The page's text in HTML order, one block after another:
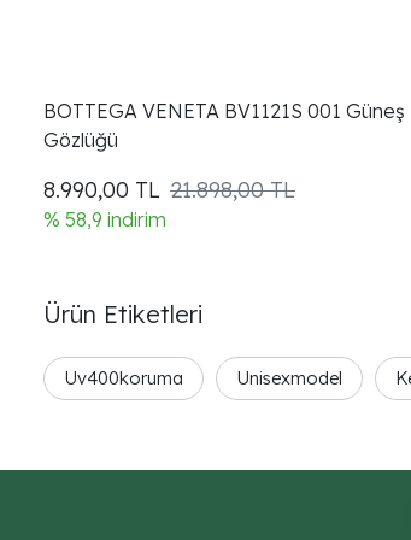
BOTTEGA VENETA BV1121S 001 Güneş
Gözlüğü
8.990,00 TL 21.898,00 TL
% 58,9 indirim
Ürün Etiketleri
Uv400koruma Unisexmodel